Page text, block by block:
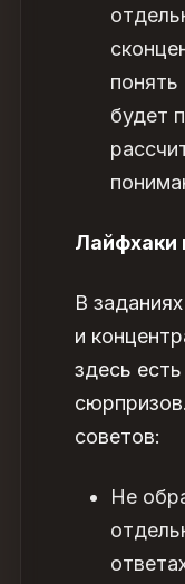
будет
Лайфхаки
В
и
здесь
советов:
Не